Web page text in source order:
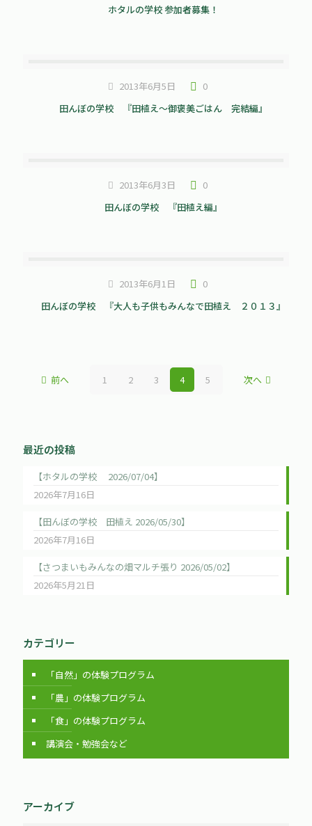
ホタルの学校 参加者募集！
2013年6月5日
0
田んぼの学校 『田植え～御褒美ごはん 完結編』
2013年6月3日
0
田んぼの学校 『田植え編』
2013年6月1日
0
田んぼの学校 『大人も子供もみんなで田植え ２０１３』
前へ 1 2 3 4 5 次へ
最近の投稿
【ホタルの学校 2026/07/04】
2026年7月16日
【田んぼの学校 田植え 2026/05/30】
2026年7月16日
【さつまいもみんなの畑マルチ張り 2026/05/02】
2026年5月21日
カテゴリー
「自然」の体験プログラム
「農」の体験プログラム
「食」の体験プログラム
講演会・勉強会など
アーカイブ